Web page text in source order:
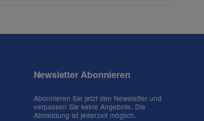
Newsletter Abonnieren
Abonnieren Sie jetzt den Newsletter und
verpassen Sie keine Angebote. Die
Abmeldung ist jederzeit möglich.